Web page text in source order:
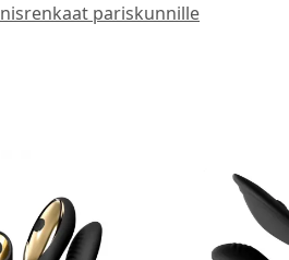
pariskunnille